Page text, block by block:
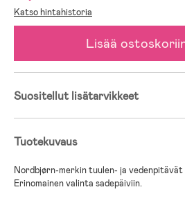
Katso hintahistoria
Lisää
Suositellut lisätarvikkeet
Tuotekuvaus
Nordbjørn-merkin tuulen- ja
Erinomainen valinta sadepäiviin.